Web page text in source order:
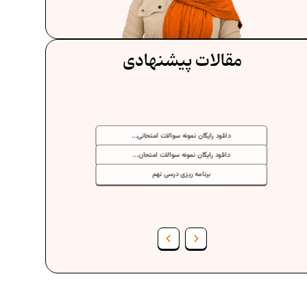
مقالات پیشنهادی
دانلود رایگان نمونه سوالات امتحانی...
دانلود رایگان نمونه سوالات امتحان...
برنامه‌ ریزی درسی نهم
فرمول حجم اشکال هندسی در ریاضیات
برنامه‌ ریزی درسی هفتم